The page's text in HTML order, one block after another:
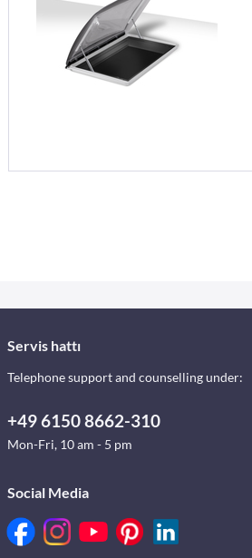
Servis hattı
Telephone support and counselling under:
+49 6150 8662-310
Mon-Fri, 10 am - 5 pm
Social Media